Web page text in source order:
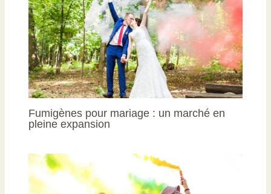
Fumigènes pour mariage : un marché en
pleine expansion